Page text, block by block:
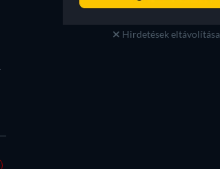
Hirdetések eltávolítása